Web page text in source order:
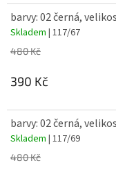
barvy: 02 černá,
Skladem | 117/67
480 Kč
390 Kč
barvy: 02 černá,
Skladem | 117/69
480 Kč